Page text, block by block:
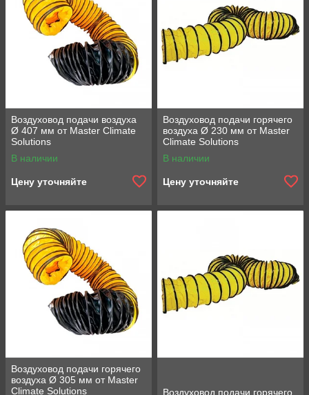
Воздуховод подачи воздуха
Ø 407 мм от Master Climate
Solutions
В наличии
Цену уточняйте
Воздуховод подачи горячего
воздуха Ø 230 мм от Master
Climate Solutions
В наличии
Цену уточняйте
Воздуховод подачи горячего
воздуха Ø 305 мм от Master
Climate Solutions
Воздуховод подачи горячего